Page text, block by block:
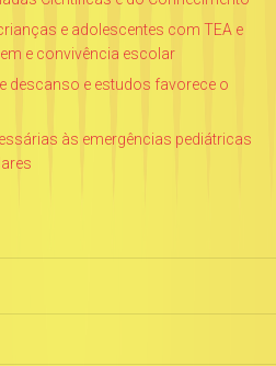
e adolescentes com TEA e
e convivência escolar
descanso e estudos favorece o
às emergências pediátricas